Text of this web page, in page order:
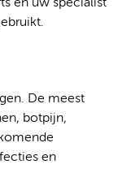
en uw specialist
De meest
botpijn,
en